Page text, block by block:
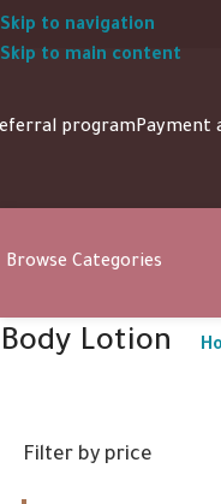
Skip to navigation
Skip to main content
programPayment
Browse Categories
Body Lotion
Filter by price